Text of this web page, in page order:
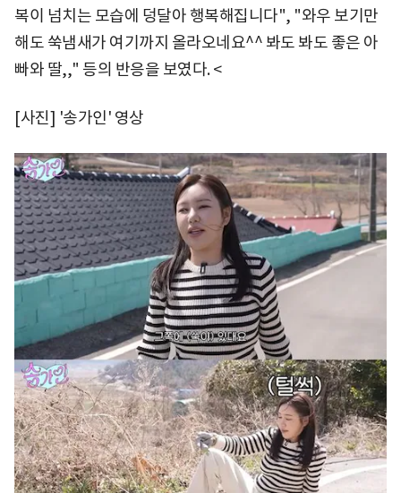
복이 넘치는 모습에 덩달아 행복해집니다", "와우 보기만
해도 쑥냄새가 여기까지 올라오네요^^ 봐도 봐도 좋은 아
빠와 딸,," 등의 반응을 보였다. <
[사진] '송가인' 영상